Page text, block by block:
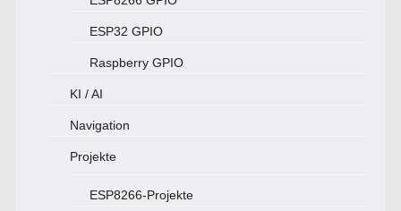
ESP32 GPIO
Raspberry GPIO
KI / AI
Navigation
Projekte
ESP8266-Projekte